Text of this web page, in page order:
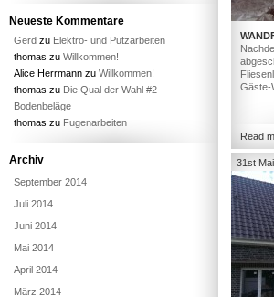
Gäste-
Read
31st
Neueste Kommentare
Gerd zu Elektro- und Putzarbeiten
thomas zu Willkommen!
Alice Herrmann zu Willkommen!
thomas zu Die Qual der Wahl #2 –
Bodenbeläge
thomas zu Fugenarbeiten
Archiv
September 2014
Juli 2014
Juni 2014
Mai 2014
April 2014
März 2014